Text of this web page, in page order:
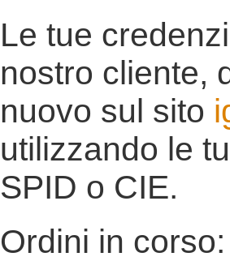
Le tue
nostro cliente,
nuovo sul sito
utilizzando le
SPID o CIE.
Ordini in